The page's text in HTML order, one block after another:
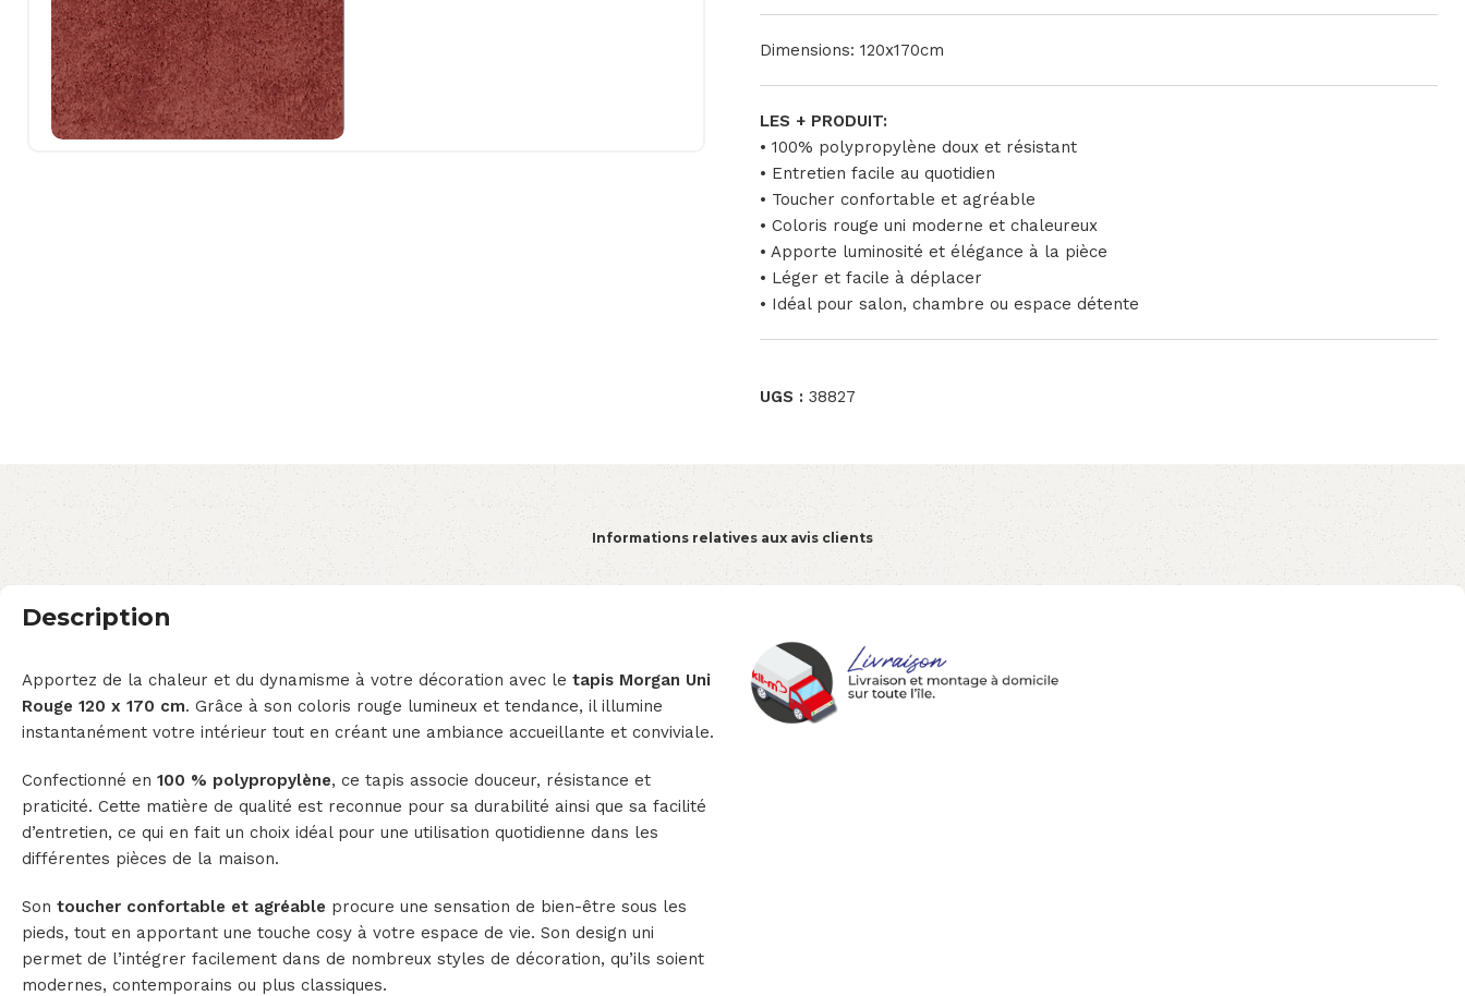
Dimensions: 120x170cm
LES + PRODUIT:
• 100% polypropylène doux et résistant
• Entretien facile au quotidien
• Toucher confortable et agréable
• Coloris rouge uni moderne et chaleureux
• Apporte luminosité et élégance à la pièce
• Léger et facile à déplacer
• Idéal pour salon, chambre ou espace détente
UGS : 38827
Informations relatives aux avis clients
Description
Apportez de la chaleur et du dynamisme à votre décoration avec le tapis Morgan Uni
Rouge 120 x 170 cm. Grâce à son coloris rouge lumineux et tendance, il illumine
instantanément votre intérieur tout en créant une ambiance accueillante et conviviale.
Confectionné en 100 % polypropylène, ce tapis associe douceur, résistance et
praticité. Cette matière de qualité est reconnue pour sa durabilité ainsi que sa facilité
d’entretien, ce qui en fait un choix idéal pour une utilisation quotidienne dans les
différentes pièces de la maison.
Son toucher confortable et agréable procure une sensation de bien-être sous les
pieds, tout en apportant une touche cosy à votre espace de vie. Son design uni
permet de l’intégrer facilement dans de nombreux styles de décoration, qu’ils soient
modernes, contemporains ou plus classiques.